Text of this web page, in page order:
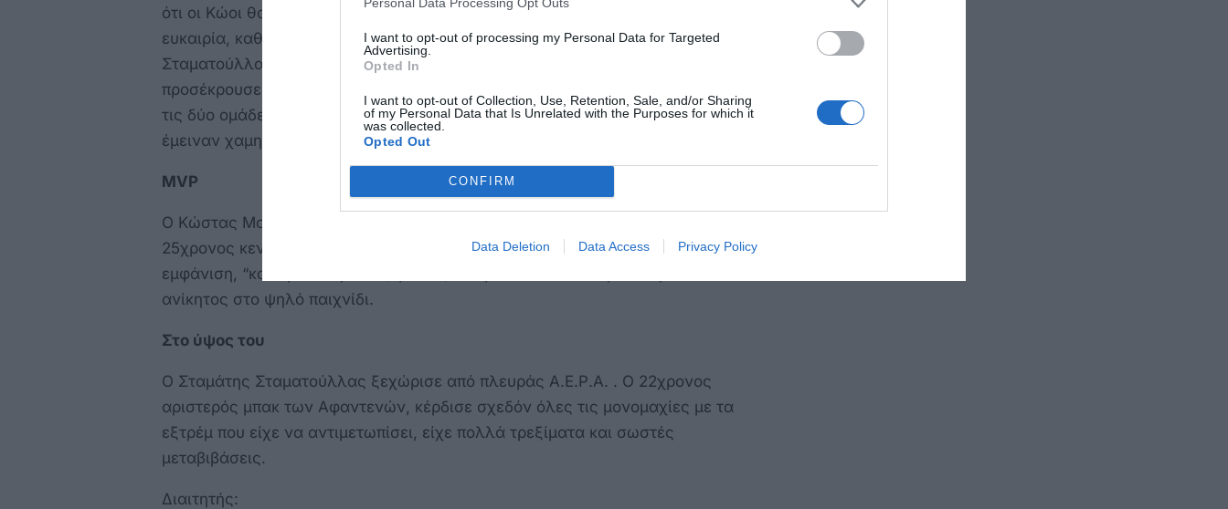
I want to opt-out of processing my Personal Data for Targeted
Advertising.
Opted In
I want to opt-out of Collection, Use, Retention, Sale, and/or Sharing
of my Personal Data that Is Unrelated with the Purposes for which it
was collected.
Opted Out
CONFIRM
Data Deletion Data Access Privacy Policy
ότι οι Κώοι θα “κλείνονταν” στα καρέ τους και στο 89′ έχασαν άλλη μια μεγάλη
ευκαιρία, καθώς το πλασέ του Χατζησάββα έπειτα από σέντρα του
Σταματούλλα, σταμάτησε στο δεξί κάθετο δοκάρι του Καζέλη, αφού πρώτα
προσέκρουσε στο σώμα του πορτιέρο του Α.Ο.Π. . Το τελευταίο σφύριγμα βρήκε
τις δύο ομάδες χωρίς σκόρ, μοιράστηκαν έτσι τους βαθμούς και αμφότερες
έμειναν χαμηλά στη βαθμολογία.
MVP
Ο Κώστας Μούλας ήταν ο κορυφαίος ποδοσφαιριστής της αναμέτρησης. Ο
25χρονος κεντρικός αμυντικός του Α.Ο. Πυλίου, πραγματοποίησε εξαιρετική
εμφάνιση, “καθάρισε” αρκετές φάσεις στα μετόπισθεν και ήταν κυριολεκτικά
ανίκητος στο ψηλό παιχνίδι.
Στο ύψος του
Ο Σταμάτης Σταματούλλας ξεχώρισε από πλευράς Α.Ε.Ρ.Α. . Ο 22χρονος
αριστερός μπακ των Αφαντενών, κέρδισε σχεδόν όλες τις μονομαχίες με τα
εξτρέμ που είχε να αντιμετωπίσει, είχε πολλά τρεξίματα και σωστές
μεταβιβάσεις.
Διαιτητής: